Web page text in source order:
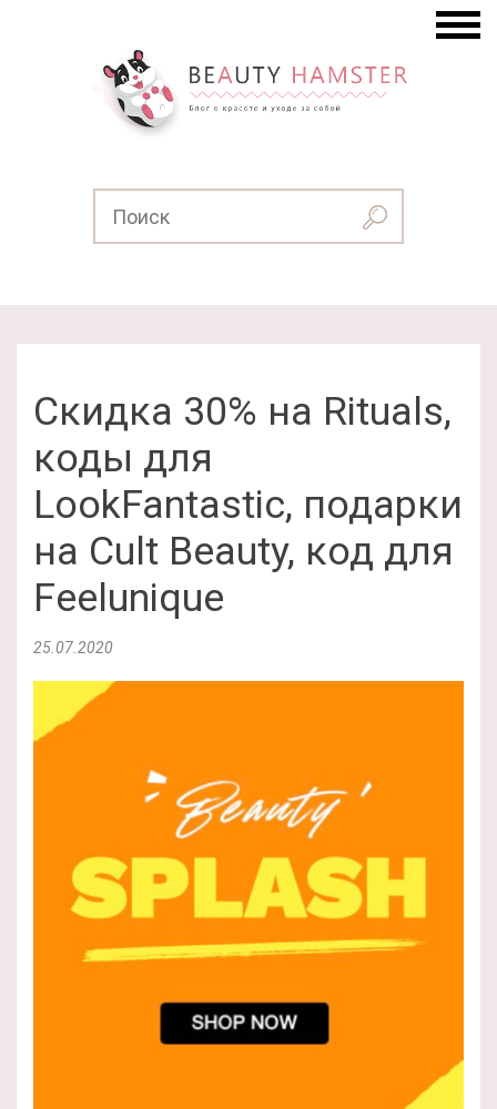
Скидка 30% на Rituals,
коды для
LookFantastic, подарки
на Cult Beauty, код для
Feelunique
25.07.2020